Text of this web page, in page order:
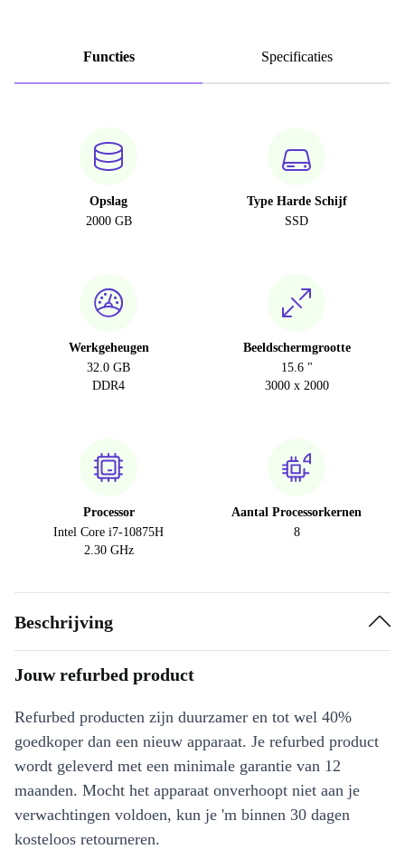
Functies Specificaties
Opslag
2000 GB
Type Harde Schijf
SSD
Werkgeheugen
32.0 GB
DDR4
Beeldschermgrootte
15.6 "
3000 x 2000
Processor
Intel Core i7-10875H
2.30 GHz
Aantal Processorkernen
8
Beschrijving
Jouw refurbed product
Refurbed producten zijn duurzamer en tot wel 40%
goedkoper dan een nieuw apparaat. Je refurbed product
wordt geleverd met een minimale garantie van 12
maanden. Mocht het apparaat onverhoopt niet aan je
verwachtingen voldoen, kun je 'm binnen 30 dagen
kosteloos retourneren.